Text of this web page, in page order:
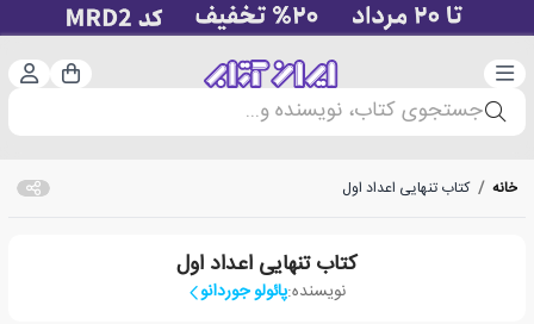
دسته‌بندی سبد
جستجوی کتاب، نویسنده و...
خانه / کتاب تنهایی اعداد اول
کتاب تنهایی اعداد اول
نویسنده:پائولو جوردانو